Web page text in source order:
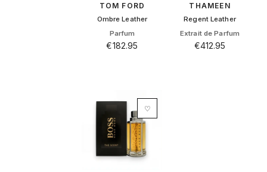
TOM FORD
Ombre Leather
Parfum
€182.95
THAMEEN
Regent Leather
Extrait de Parfum
€412.95
♡